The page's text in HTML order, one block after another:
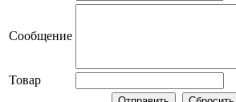
Сообщение
Товар